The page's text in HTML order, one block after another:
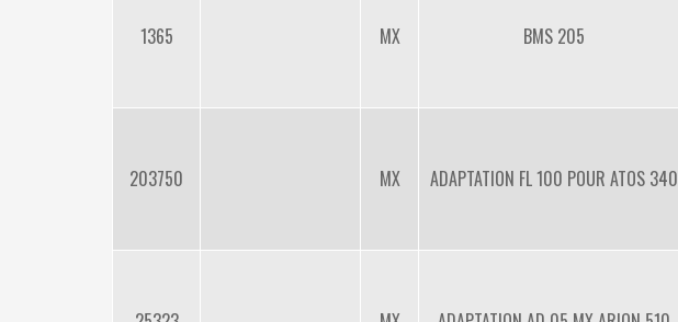
1365 MX BMS 205
203750 MX ADAPTATION FL 100 POUR ATOS 340